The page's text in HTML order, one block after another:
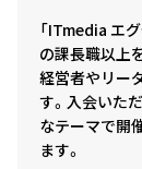
「ITmedia エ
の課長職以上
経営者やリー
す。入会いた
なテーマで開
ます。